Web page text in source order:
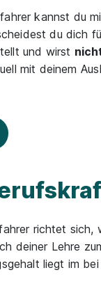
kannst du
du dich
und wirst
mit deinem
richtet
deiner Lehre
liegt im bei